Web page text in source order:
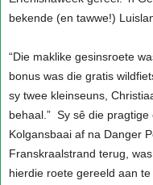
bekende (en tawwe!)
“Die maklike gesinsroete
bonus was die gratis
sy twee kleinseuns,
behaal.” Sy sê die
Kolgansbaai af na Danger
Franskraalstrand terug,
hierdie roete gereeld aan